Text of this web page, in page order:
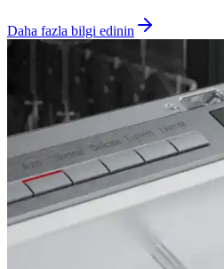
Daha fazla bilgi edinin